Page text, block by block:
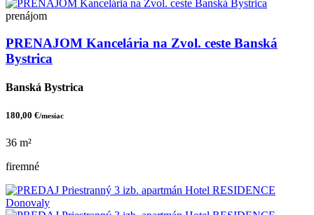
prenájom
PRENAJOM Kancelária na Zvol. ceste Banská
Bystrica
Banská Bystrica
180,00 €/mesiac
36 m²
firemné